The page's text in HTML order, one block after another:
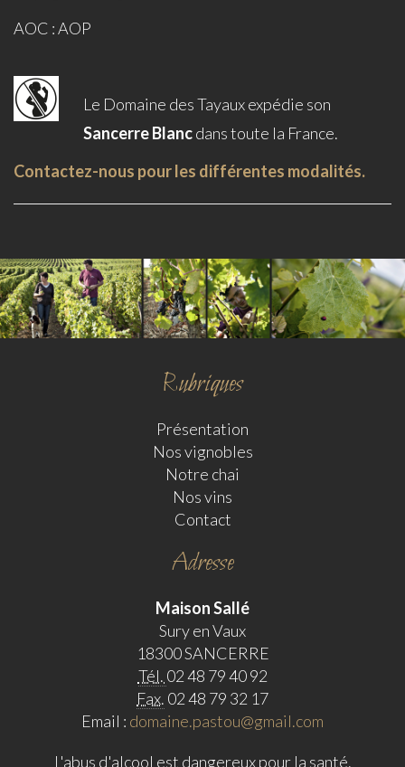
AOC : AOP
Le Domaine des Tayaux expédie son
Sancerre Blancdans toute la France.
Contactez-nous pour les différentes modalités.
rubriques
Présentation
Nos vignobles
Notre chai
Nos vins
Contact
adresse
Maison Sallé
Sury en Vaux
18300 SANCERRE
Tél. 02 48 79 40 92
Fax. 02 48 79 32 17
Email : domaine.pastou@gmail.com
L'abus d'alcool est dangereux pour la santé.